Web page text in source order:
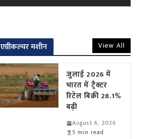
एग्रीकल्चर मशीन View All
जुलाई 2026 में
भारत में ट्रैक्टर
रिटेल बिक्री 28.1%
बढ़ी
August 6, 2026
5 min read